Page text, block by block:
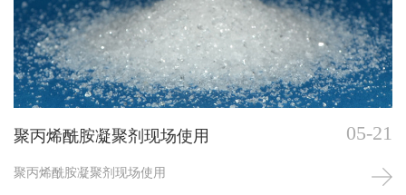
聚丙烯酰胺凝聚剂现场使用
聚丙烯酰胺凝聚剂现场使用
05-21